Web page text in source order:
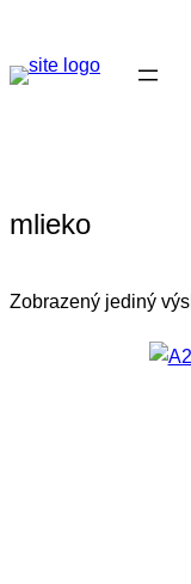
mlieko
Zobrazený jediný